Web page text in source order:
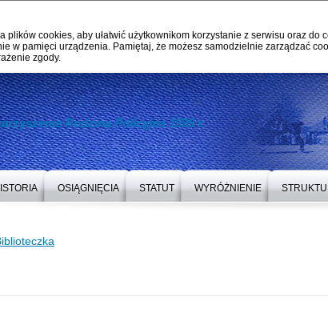
plików cookies, aby ułatwić użytkownikom korzystanie z serwisu oraz
w pamięci urządzenia. Pamiętaj, że możesz samodzielnie zarządzać
zgody.
Rodzina Policyjna 1939 r.
OSIĄGNIĘCIA STATUT WYRÓŻNIENIE